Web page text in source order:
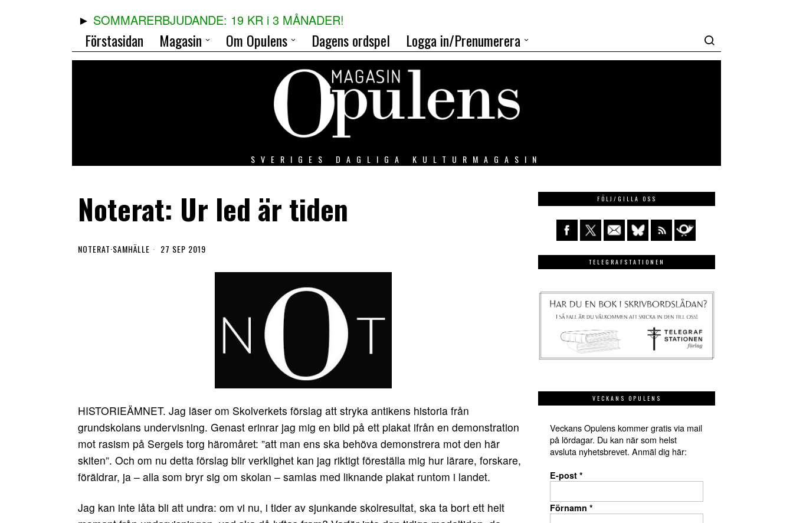
SOMMARERBJUDANDE: 19 KR i 3 MÅNADER!
Förstasidan Magasin Om Opulens Dagens ordspel Logga in/Prenumerera
SVERIGES DAGLIGA KULTURMAGASIN
Noterat: Ur led är tiden
NOTERAT·SAMHÄLLE 27 SEP 2019
HISTORIEÄMNET. Jag läser om Skolverkets förslag att stryka antikens historia från
grundskolans undervisning. Genast erinrar jag mig en bild på ett plakat ifrån en demonstration
mot rasism på Sergels torg häromåret: ”att man ens ska behöva demonstrera mot den här
skiten”. Och om nu detta förslag blir verklighet kan jag riktigt föreställa mig hur lärare, forskare,
föräldrar, ja – alla som bryr sig om skolan – samlas med liknande plakat runtom i landet.
Jag kan inte låta bli att undra: om vi nu, i tider av sjunkande skolresultat, ska ta bort ett helt
FÖLJ/GILLA OSS
TELEGRAFSTATIONEN
VECKANS OPULENS
Veckans Opulens kommer gratis via mail
på lördagar. Du kan när som helst
avsluta nyhetsbrevet. Anmäl dig här:
E-post *
Förnamn *